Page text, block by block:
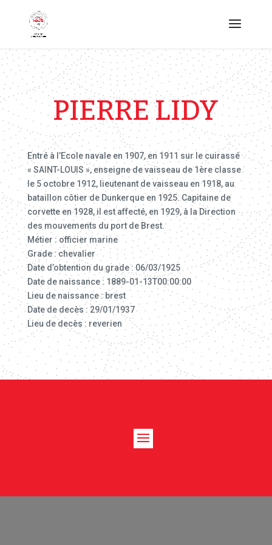
PIERRE LIDY
Entré à l’Ecole navale en 1907, en 1911 sur le cuirassé
« SAINT-LOUIS », enseigne de vaisseau de 1ère classe
le 5 octobre 1912, lieutenant de vaisseau en 1918, au
bataillon côtier de Dunkerque en 1925. Capitaine de
corvette en 1928, il est affecté, en 1929, à la Direction
des mouvements du port de Brest.
Métier : officier marine
Grade : chevalier
Date d’obtention du grade : 06/03/1925
Date de naissance : 1889-01-13T00:00:00
Lieu de naissance : brest
Date de decès : 29/01/1937
Lieu de decès : reverien